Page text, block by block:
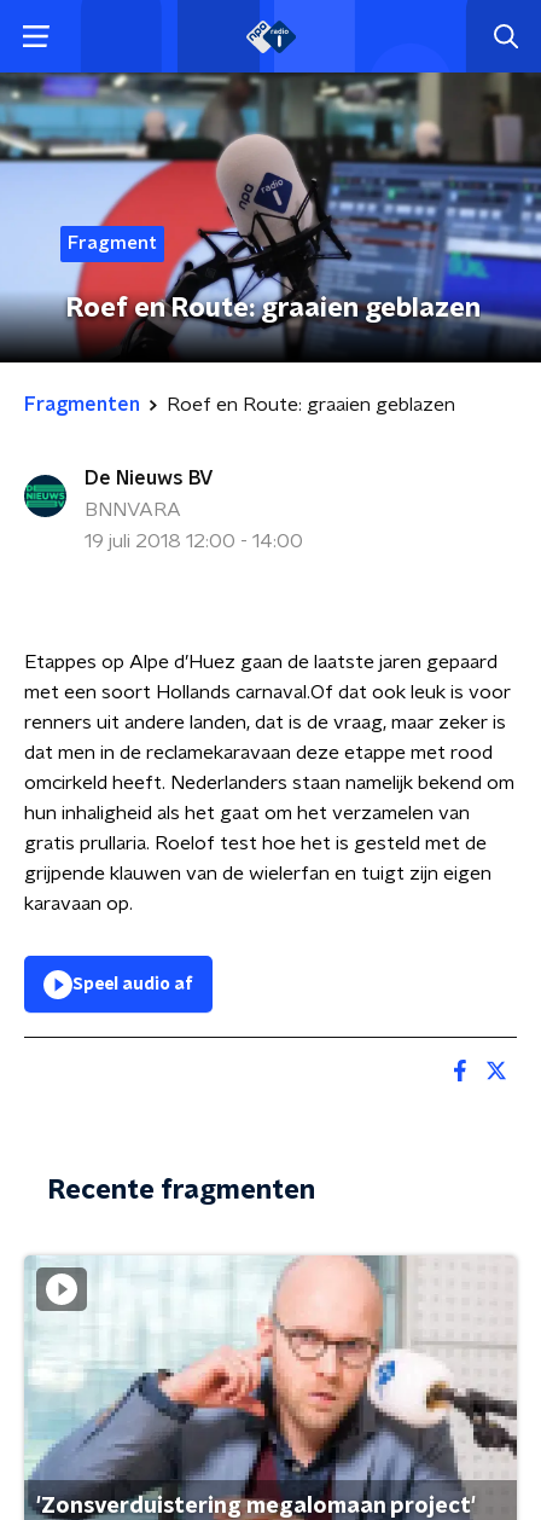
Fragment
Roef en Route: graaien geblazen
Fragmenten Roef en Route: graaien geblazen
De Nieuws BV
BNNVARA
19 juli 2018 12:00 - 14:00
Etappes op Alpe d’Huez gaan de laatste jaren gepaard
met een soort Hollands carnaval.Of dat ook leuk is voor
renners uit andere landen, dat is de vraag, maar zeker is
dat men in de reclamekaravaan deze etappe met rood
omcirkeld heeft. Nederlanders staan namelijk bekend om
hun inhaligheid als het gaat om het verzamelen van
gratis prullaria. Roelof test hoe het is gesteld met de
grijpende klauwen van de wielerfan en tuigt zijn eigen
karavaan op.
Speel audio af
Recente fragmenten
'Zonsverduistering megalomaan project'